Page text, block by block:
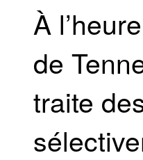
À
de
traite